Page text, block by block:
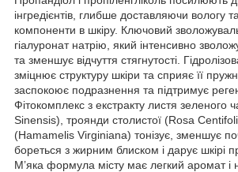
інгредієнтів, глибше доставляючи вологу
компоненти в шкіру. Ключовий
гіалуронат натрію, який інтенсивно
та зменшує відчуття стягнутості.
зміцнює структуру шкіри та сприяє її
заспокоює подразнення та підтримує
Фітокомплекс з екстракту листя зеленого
Sinensis), троянди столистої (Rosa
(Hamamelis Virginiana) тонізує, зменшує
бореться з жирним блиском і дарує шкірі
М’яка формула місту має легкий аромат і